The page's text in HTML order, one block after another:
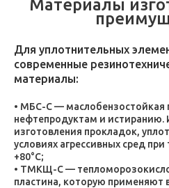
Материалы
Для уплотнительных
современные
материалы:
МБС-С — маслобензостойкая
нефтепродуктам и истиранию.
изготовления прокладок,
условиях агрессивных сред
+80°C;
ТМКЩ-С —
пластина, которую применяют